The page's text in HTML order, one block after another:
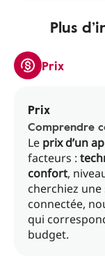
Plus
Prix
Prix
Comprendre
Le prix d’un
facteurs :
confort,
cherchiez
connectée,
qui
budget.